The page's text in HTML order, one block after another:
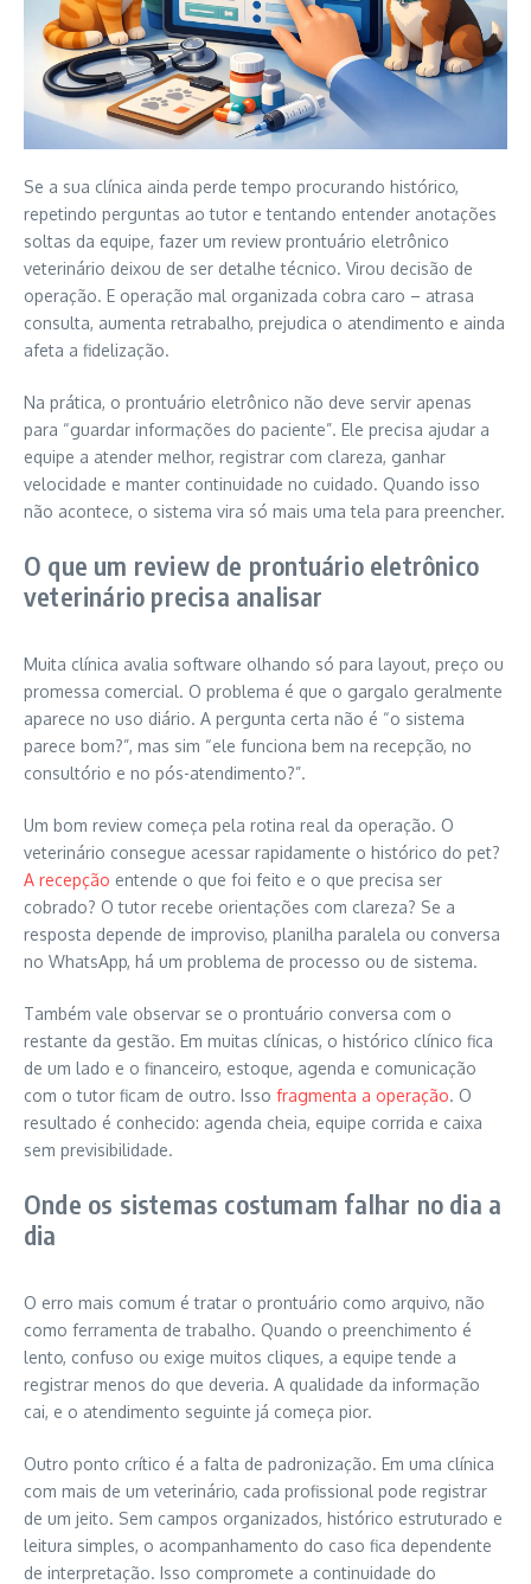
Se a sua clínica ainda perde tempo procurando histórico,
repetindo perguntas ao tutor e tentando entender anotações
soltas da equipe, fazer um review prontuário eletrônico
veterinário deixou de ser detalhe técnico. Virou decisão de
operação. E operação mal organizada cobra caro – atrasa
consulta, aumenta retrabalho, prejudica o atendimento e ainda
afeta a fidelização.
Na prática, o prontuário eletrônico não deve servir apenas
para “guardar informações do paciente”. Ele precisa ajudar a
equipe a atender melhor, registrar com clareza, ganhar
velocidade e manter continuidade no cuidado. Quando isso
não acontece, o sistema vira só mais uma tela para preencher.
O que um review de prontuário eletrônico
veterinário precisa analisar
Muita clínica avalia software olhando só para layout, preço ou
promessa comercial. O problema é que o gargalo geralmente
aparece no uso diário. A pergunta certa não é “o sistema
parece bom?”, mas sim “ele funciona bem na recepção, no
consultório e no pós-atendimento?”.
Um bom review começa pela rotina real da operação. O
veterinário consegue acessar rapidamente o histórico do pet?
A recepção entende o que foi feito e o que precisa ser
cobrado? O tutor recebe orientações com clareza? Se a
resposta depende de improviso, planilha paralela ou conversa
no WhatsApp, há um problema de processo ou de sistema.
Também vale observar se o prontuário conversa com o
restante da gestão. Em muitas clínicas, o histórico clínico fica
de um lado e o financeiro, estoque, agenda e comunicação
com o tutor ficam de outro. Isso fragmenta a operação. O
resultado é conhecido: agenda cheia, equipe corrida e caixa
sem previsibilidade.
Onde os sistemas costumam falhar no dia a
dia
O erro mais comum é tratar o prontuário como arquivo, não
como ferramenta de trabalho. Quando o preenchimento é
lento, confuso ou exige muitos cliques, a equipe tende a
registrar menos do que deveria. A qualidade da informação
cai, e o atendimento seguinte já começa pior.
Outro ponto crítico é a falta de padronização. Em uma clínica
com mais de um veterinário, cada profissional pode registrar
de um jeito. Sem campos organizados, histórico estruturado e
leitura simples, o acompanhamento do caso fica dependente
de interpretação. Isso compromete a continuidade do